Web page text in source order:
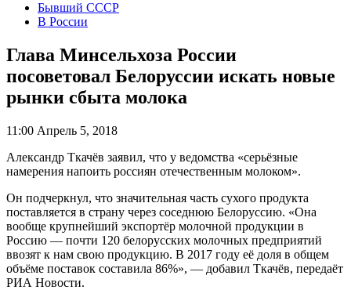
Бывший СССР
В России
Глава Минсельхоза России
посоветовал Белоруссии искать новые
рынки сбыта молока
11:00 Апрель 5, 2018
Александр Ткачёв заявил, что у ведомства «серьёзные
намерения напоить россиян отечественным молоком».
Он подчеркнул, что значительная часть сухого продукта
поставляется в страну через соседнюю Белоруссию. «Она
вообще крупнейший экспортёр молочной продукции в
Россию — почти 120 белорусских молочных предприятий
ввозят к нам свою продукцию. В 2017 году её доля в общем
объёме поставок составила 86%», — добавил Ткачёв, передаёт
РИА Новости.